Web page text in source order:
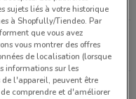
sujets liés à votre historique
à Shopfully/Tiendeo. Par
que vous avez
vous montrer des offres
de localisation (lorsque
informations sur les
l'appareil, peuvent être
comprendre et d'améliorer